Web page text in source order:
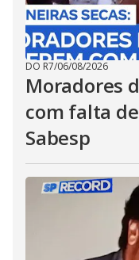
DO R7/06/08/2026
Moradores
com falta
Sabesp